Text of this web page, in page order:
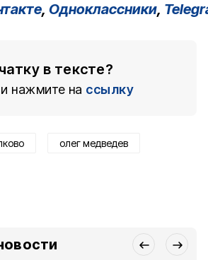
, Одноклассники,
в тексте?
нажмите на ссылку
олег медведев